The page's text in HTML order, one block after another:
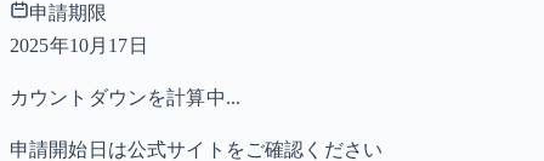
申請期限
2025年10月17日
カウントダウンを計算中...
申請開始日は公式サイトをご確認ください